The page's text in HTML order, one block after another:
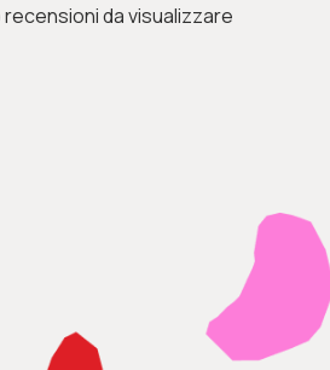
recensioni da visualizzare